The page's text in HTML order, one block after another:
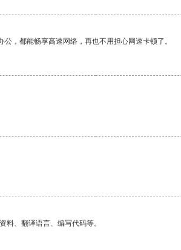
，都能畅享高速网络，再也不用担心网速卡顿了。
料、翻译语言、编写代码等。